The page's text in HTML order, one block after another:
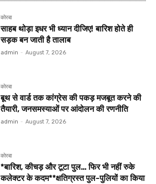
कोरबा
साहब थोड़ा इधर भी ध्यान दीजिए! बारिश होते ही
सड़क बन जाती है तालाब
admin - August 7, 2026
कोरबा
बूथ से वार्ड तक कांग्रेस की पकड़ मजबूत करने की
तैयारी, जनसमस्याओं पर आंदोलन की रणनीति
admin - August 7, 2026
कोरबा
*बारिश, कीचड़ और टूटा पुल… फिर भी नहीं रुके
कलेक्टर के कदम**क्षतिग्रस्त पुल-पुलियों का किया